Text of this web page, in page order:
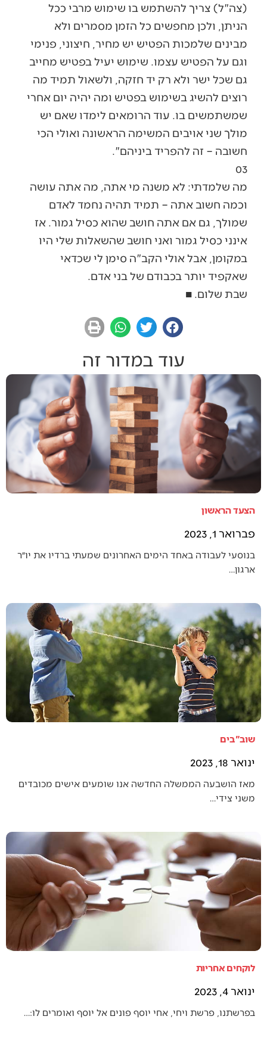
(צה"ל) צריך להשתמש בו שימוש מרבי ככל
הניתן, ולכן מחפשים כל הזמן מסמרים ולא
מבינים שלמכות הפטיש יש מחיר, חיצוני, פנימי
וגם על הפטיש עצמו. שימוש יעיל בפטיש מחייב
גם שכל ישר ולא רק יד חזקה, ולשאול תמיד מה
רוצים להשיג בשימוש בפטיש ומה יהיה יום אחרי
שמשתמשים בו. עוד הרומאים לימדו שאם יש
מולך שני אויבים המשימה הראשונה ואולי הכי
חשובה – זה להפריד ביניהם".
03
מה שלמדתי: לא משנה מי אתה, מה אתה עושה
וכמה חשוב אתה – תמיד תהיה נחמד לאדם
שמולך, גם אם אתה חושב שהוא כסיל גמור. אז
אינני כסיל גמור ואני חושב שהשאלות שלי היו
במקומן, אבל אולי הקב"ה סימן לי שכדאי
שאקפיד יותר בכבודם של בני אדם.
שבת שלום. ■
עוד במדור זה
הצעד הראשון
פברואר 1, 2023
בנוסעי לעבודה באחד הימים האחרונים שמעתי ברדיו את יו״ר
ארגון…
שוב"בים
ינואר 18, 2023
מאז הושבעה הממשלה החדשה אנו שומעים אישים מכובדים
משני צידי…
לוקחים אחריות
ינואר 4, 2023
בפרשתנו, פרשת ויחי, אחי יוסף פונים אל יוסף ואומרים לו:…